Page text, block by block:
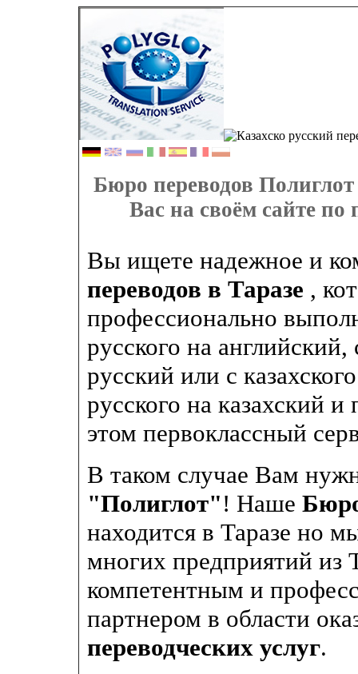
Бюро переводов Полиглот
Вас на своём сайте по
Вы ищете надежное и
переводов в Таразе ,
профессионально
русского на английский,
русский или с
русского на казахский
этом первоклассный
В таком случае Вам
"Полиглот"! Наше
находится в Таразе но
многих предприятий из
компетентным и
партнером в области
переводческих услуг.